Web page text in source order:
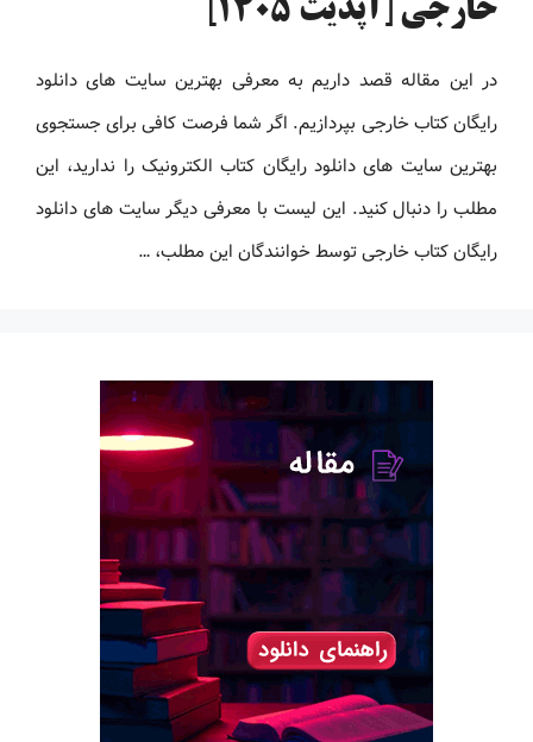
خارجی [آپدیت 1405]
در این مقاله قصد داریم به معرفی بهترین سایت های دانلود
رایگان کتاب خارجی بپردازیم. اگر شما فرصت کافی برای جستجوی
بهترین سایت های دانلود رایگان کتاب الکترونیک را ندارید، این
مطلب را دنبال کنید. این لیست با معرفی دیگر سایت های دانلود
رایگان کتاب خارجی توسط خوانندگان این مطلب، …